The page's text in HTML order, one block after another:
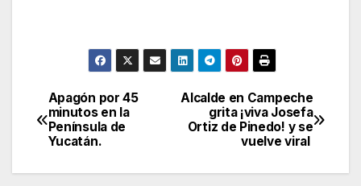
Post
navigation
Alcalde en Campeche
grita ¡viva Josefa
Ortiz de Pinedo! y se
vuelve viral
Apagón por 45
minutos en la
Península de
Yucatán.